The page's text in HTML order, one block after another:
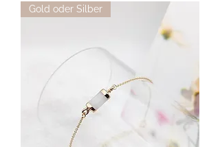
Gold oder Silber